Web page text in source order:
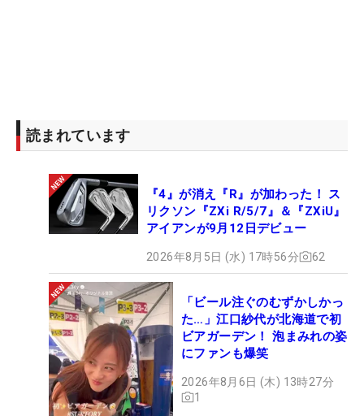
読まれています
『4』が消え『R』が加わった！ ス
リクソン『ZXi R/5/7』＆『ZXiU』
アイアンが9月12日デビュー
2026年8月5日 (水) 17時56分 62
「ビール注ぐのむずかしかっ
た…」江口紗代が北海道で初
ビアガーデン！ 泡まみれの姿
にファンも爆笑
2026年8月6日 (木) 13時27分
1